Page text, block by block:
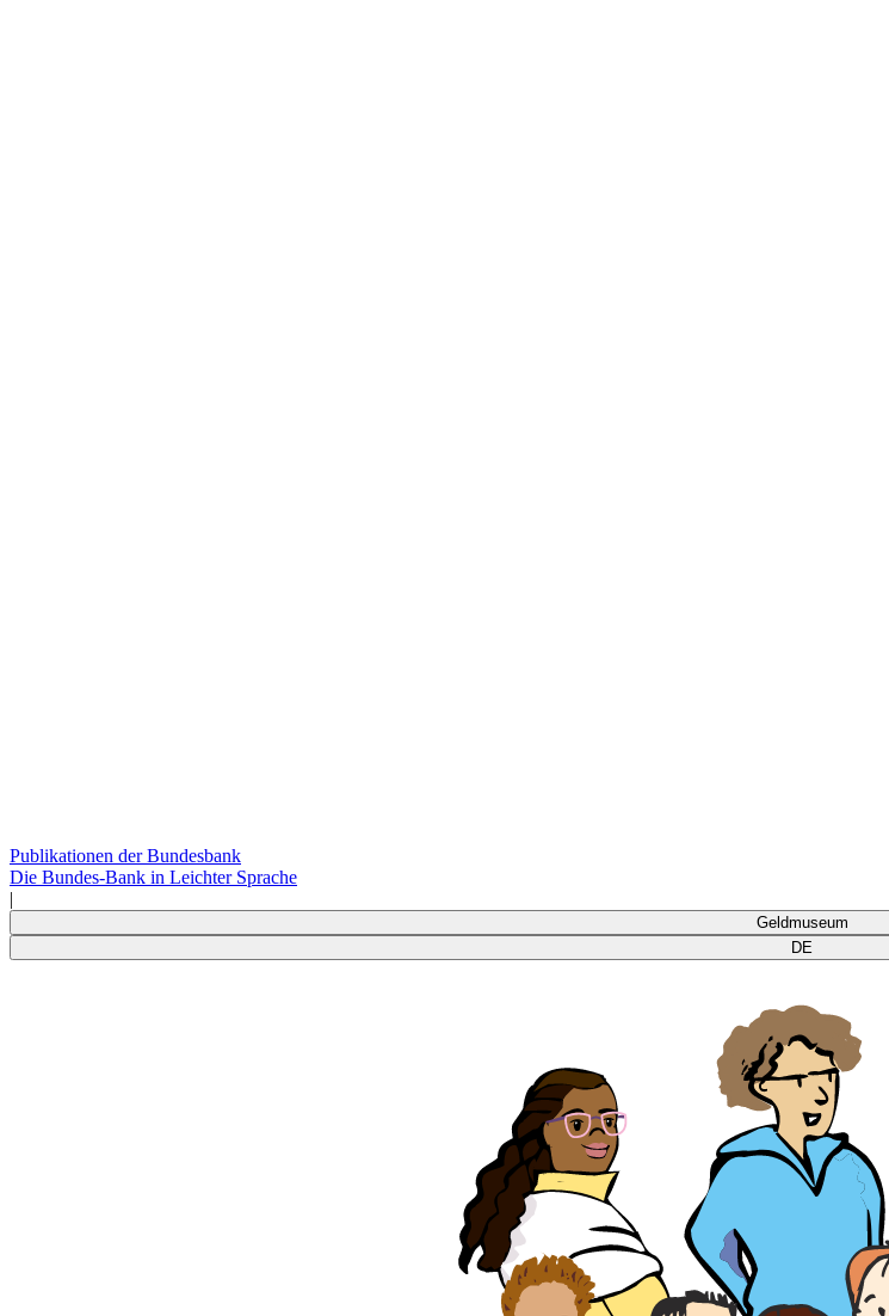
Publikationen der Bundesbank
Die Bundes-Bank in Leichter Sprache
|
Geldmuseum
DE